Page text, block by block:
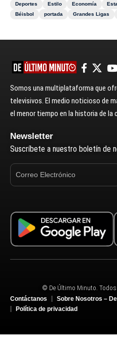
Deportes
Estilo Economía
Béisbol
portada Grandes Ligas
Somos una multiplataforma que
televisivos. El medio noticioso de
el menor tiempo en la historia de la
Newsletter
Suscríbete a nuestro boletín de
© De Último Minuto. Todos
Contáctanos
Sobre Nosotros –
Política de privacidad